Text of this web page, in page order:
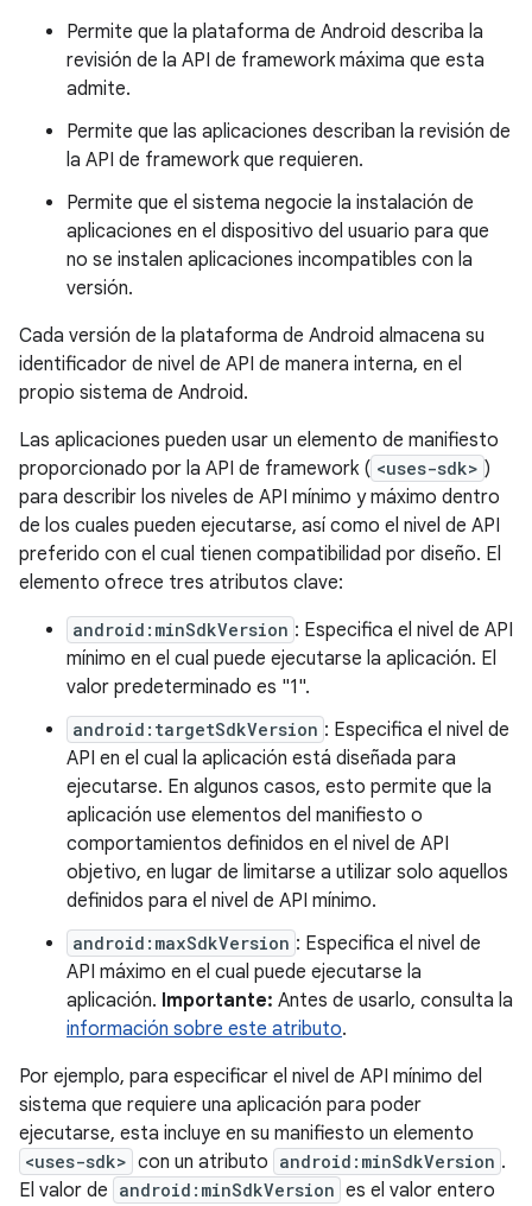
Permite que la plataforma de Android describa la
revisión de la API de framework máxima que esta
admite.
Permite que las aplicaciones describan la revisión de
la API de framework que requieren.
Permite que el sistema negocie la instalación de
aplicaciones en el dispositivo del usuario para que
no se instalen aplicaciones incompatibles con la
versión.
Cada versión de la plataforma de Android almacena su
identificador de nivel de API de manera interna, en el
propio sistema de Android.
Las aplicaciones pueden usar un elemento de manifiesto
proporcionado por la API de framework ( <uses-sdk> )
para describir los niveles de API mínimo y máximo dentro
de los cuales pueden ejecutarse, así como el nivel de API
preferido con el cual tienen compatibilidad por diseño. El
elemento ofrece tres atributos clave:
android:minSdkVersion : Especifica el nivel de API
mínimo en el cual puede ejecutarse la aplicación. El
valor predeterminado es "1".
android:targetSdkVersion : Especifica el nivel de
API en el cual la aplicación está diseñada para
ejecutarse. En algunos casos, esto permite que la
aplicación use elementos del manifiesto o
comportamientos definidos en el nivel de API
objetivo, en lugar de limitarse a utilizar solo aquellos
definidos para el nivel de API mínimo.
android:maxSdkVersion : Especifica el nivel de
API máximo en el cual puede ejecutarse la
aplicación. Importante: Antes de usarlo, consulta la
información sobre este atributo.
Por ejemplo, para especificar el nivel de API mínimo del
sistema que requiere una aplicación para poder
ejecutarse, esta incluye en su manifiesto un elemento
<uses-sdk> con un atributo android:minSdkVersion .
El valor de android:minSdkVersion es el valor entero